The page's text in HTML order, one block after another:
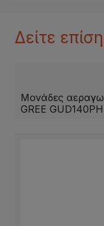
Δείτε
Μονάδες
GREE